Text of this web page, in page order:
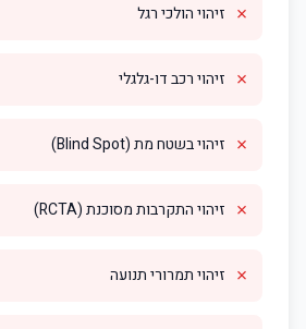
✗ זיהוי הולכי רגל
✗ זיהוי רכב דו-גלגלי
✗ זיהוי בשטח מת (Blind Spot)
✗ זיהוי התקרבות מסוכנת (RCTA)
✗ זיהוי תמרורי תנועה